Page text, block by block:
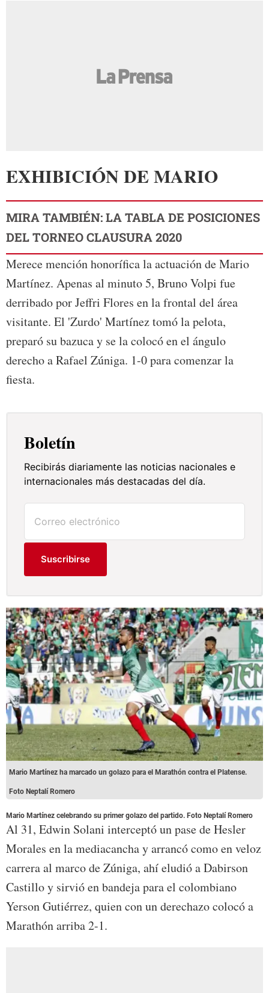
EXHIBICIÓN DE MARIO
MIRA TAMBIÉN: LA TABLA DE POSICIONES
DEL TORNEO CLAUSURA 2020
Merece mención honorífica la actuación de Mario
Martínez. Apenas al minuto 5, Bruno Volpi fue
derribado por Jeffri Flores en la frontal del área
visitante. El 'Zurdo' Martínez tomó la pelota,
preparó su bazuca y se la colocó en el ángulo
derecho a Rafael Zúniga. 1-0 para comenzar la
fiesta.
Boletín
Recibirás diariamente las noticias nacionales e
internacionales más destacadas del día.
Suscribirse
Mario Martínez ha marcado un golazo para el Marathón contra el Platense.
Foto Neptalí Romero
Mario Martínez celebrando su primer golazo del partido. Foto Neptalí Romero
Al 31, Edwin Solani interceptó un pase de Hesler
Morales en la mediacancha y arrancó como en veloz
carrera al marco de Zúniga, ahí eludió a Dabirson
Castillo y sirvió en bandeja para el colombiano
Yerson Gutiérrez, quien con un derechazo colocó a
Marathón arriba 2-1.